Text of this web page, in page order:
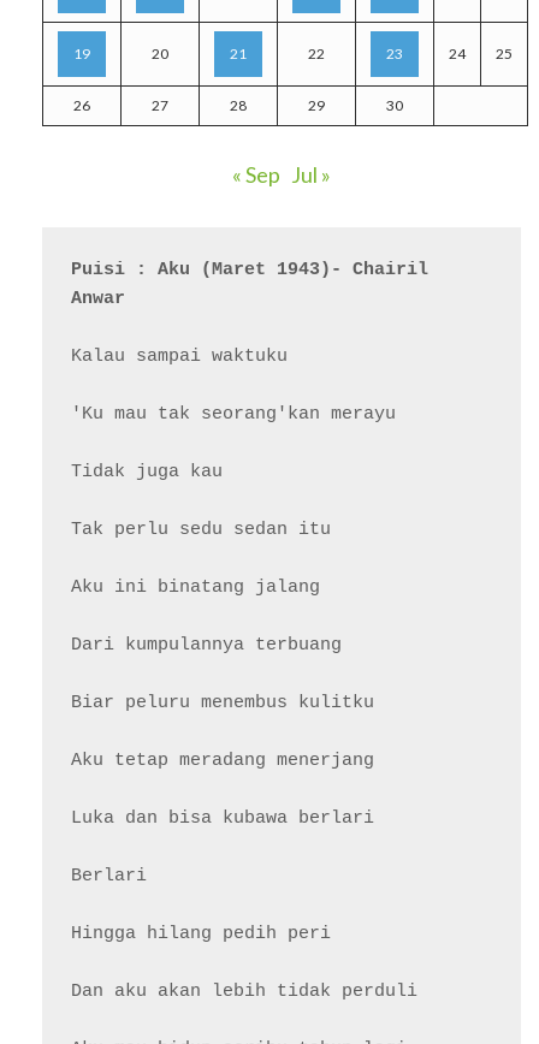
19 20 21 22 23 24 25
26 27 28 29 30
« Sep Jul »
Puisi : Aku (Maret 1943)- Chairil
Anwar
Kalau sampai waktuku
'Ku mau tak seorang'kan merayu
Tidak juga kau
Tak perlu sedu sedan itu
Aku ini binatang jalang
Dari kumpulannya terbuang
Biar peluru menembus kulitku
Aku tetap meradang menerjang
Luka dan bisa kubawa berlari
Berlari
Hingga hilang pedih peri
Dan aku akan lebih tidak perduli